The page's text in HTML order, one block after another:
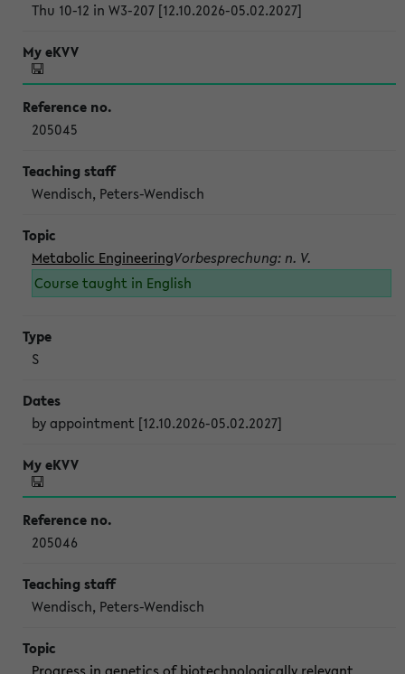
Thu 10-12 in W3-207 [12.10.2026-05.02.2027]
205045
Wendisch, Peters-Wendisch
Metabolic EngineeringVorbesprechung: n. V.
Course taught in English
S
by appointment [12.10.2026-05.02.2027]
205046
Wendisch, Peters-Wendisch